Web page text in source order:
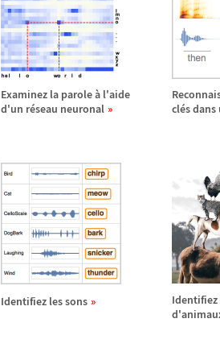
Examinez la paroleà l'aide
d'un réseau neuronal
clés dans
Identifiez les sons
Identifiez